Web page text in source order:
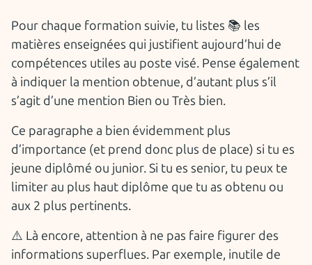
Pour chaque formation suivie, tu listes 📚 les
matières enseignées qui justifient aujourd’hui de
compétences utiles au poste visé. Pense également
à indiquer la mention obtenue, d’autant plus s’il
s’agit d’une mention Bien ou Très bien.
Ce paragraphe a bien évidemment plus
d’importance (et prend donc plus de place) si tu es
jeune diplômé ou junior. Si tu es senior, tu peux te
limiter au plus haut diplôme que tu as obtenu ou
aux 2 plus pertinents.
⚠️ Là encore, attention à ne pas faire figurer des
informations superflues. Par exemple, inutile de